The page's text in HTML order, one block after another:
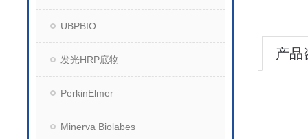
UBPBIO
发光HRP底物
PerkinElmer
Minerva Biolabes
产品